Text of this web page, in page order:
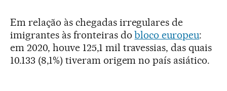
Em relação às chegadas irregulares de
imigrantes às fronteiras dobloco europeu:
em 2020, houve 125,1 mil travessias, das quais
10.133 (8,1%) tiveram origem no país asiático.